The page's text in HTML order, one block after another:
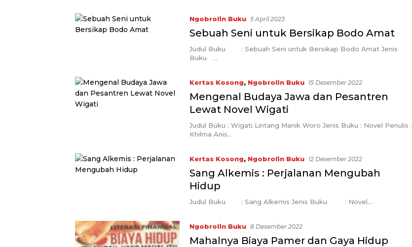
Ngobrolin Buku 5 April 2023
Sebuah Seni untuk Bersikap Bodo Amat
Judul Buku : Sebuah Seni untuk Bersikap Bodo Amat Jenis
Buku …
Kertas Kosong, Ngobrolin Buku 15 Desember 2022
Mengenal Budaya Jawa dan Pesantren
Lewat Novel Wigati
Judul Buku : Wigati Lintang Manik Woro Jenis Buku : Novel Penulis :
Khilma Anis…
Kertas Kosong, Ngobrolin Buku 12 Desember 2022
Sang Alkemis : Perjalanan Mengubah
Hidup
Judul Buku : Sang Alkemis Jenis Buku : Novel…
Ngobrolin Buku 8 Desember 2022
Mahalnya Biaya Pamer dan Gaya Hidup